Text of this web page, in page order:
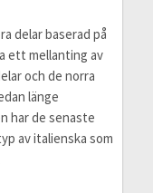
delar baserad på
ett mellanting av
och de norra
länge
har de senaste
av italienska som